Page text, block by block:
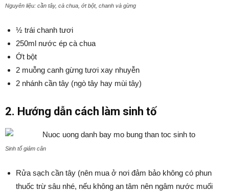
Nguyên liệu: cần tây, cà chua, ớt bột, chanh và gừng
½ trái chanh tươi
250ml nước ép cà chua
Ớt bột
2 muỗng canh gừng tươi xay nhuyễn
2 nhánh cần tây (ngò tây hay mùi tây)
2. Hướng dẫn cách làm sinh tố
Sinh tố giảm cân
Rửa sạch cần tây (nên mua ở nơi đảm bảo không có phun
thuốc trừ sâu nhé, nếu không an tâm nên ngâm nước muối